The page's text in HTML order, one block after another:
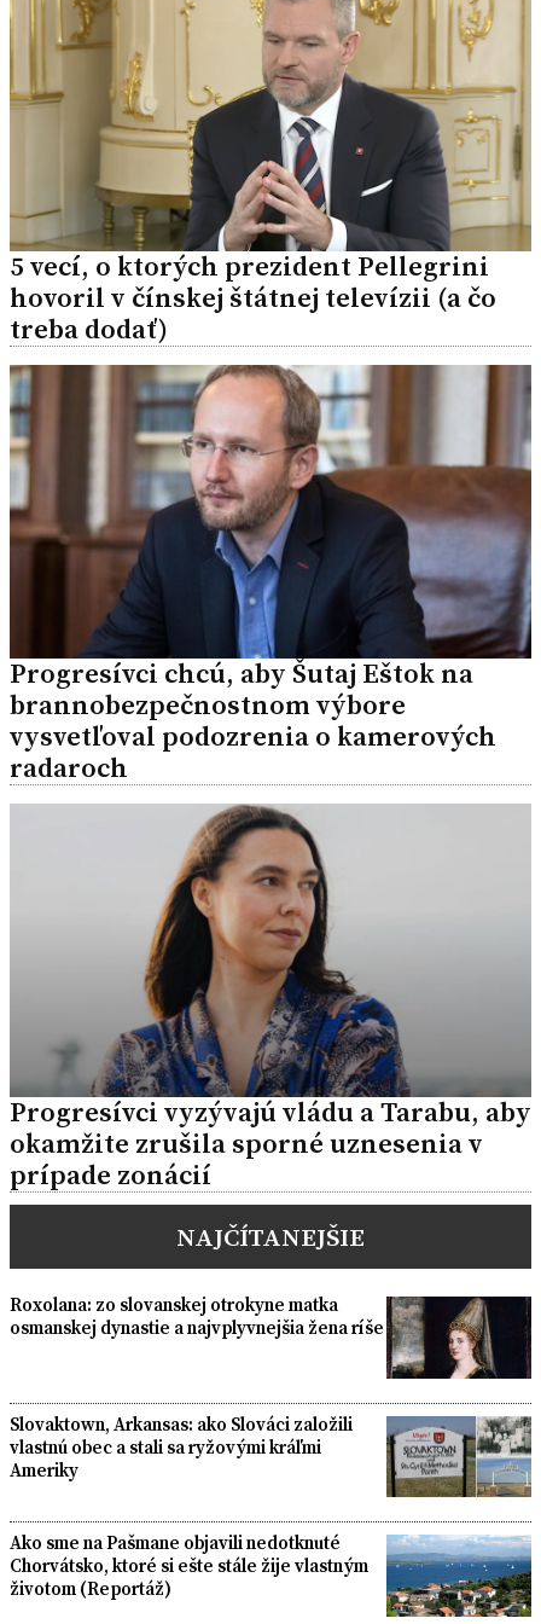
5 vecí, o ktorých prezident Pellegrini
hovoril v čínskej štátnej televízii (a čo
treba dodať)
Progresívci chcú, aby Šutaj Eštok na
brannobezpečnostnom výbore
vysvetľoval podozrenia o kamerových
radaroch
Progresívci vyzývajú vládu a Tarabu, aby
okamžite zrušila sporné uznesenia v
prípade zonácií
NAJČÍTANEJŠIE
Roxolana: zo slovanskej otrokyne matka
osmanskej dynastie a najvplyvnejšia žena ríše
Slovaktown, Arkansas: ako Slováci založili
vlastnú obec a stali sa ryžovými kráľmi
Ameriky
Ako sme na Pašmane objavili nedotknuté
Chorvátsko, ktoré si ešte stále žije vlastným
životom (Reportáž)